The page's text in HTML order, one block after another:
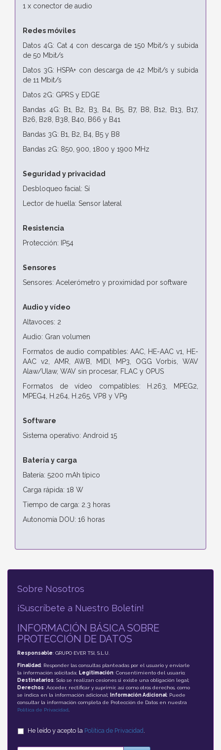
1 x conector de audio
Redes móviles
Datos 4G: Cat 4 con descarga de 150 Mbit/s y subida
de 50 Mbit/s
Datos 3G: HSPA+ con descarga de 42 Mbit/s y subida
de 11 Mbit/s
Datos 2G: GPRS y EDGE
Bandas 4G: B1, B2, B3, B4, B5, B7, B8, B12, B13, B17,
B26, B28, B38, B40, B66 y B41
Bandas 3G: B1, B2, B4, B5 y B8
Bandas 2G: 850, 900, 1800 y 1900 MHz
Seguridad y privacidad
Desbloqueo facial: Sí
Lector de huella: Sensor lateral
Resistencia
Protección: IP54
Sensores
Sensores: Acelerómetro y proximidad por software
Audio y vídeo
Altavoces: 2
Audio: Gran volumen
Formatos de audio compatibles: AAC, HE-AAC v1, HE-
AAC v2, AMR, AWB, MIDI, MP3, OGG Vorbis, WAV
Alaw/Ulaw, WAV sin procesar, FLAC y OPUS
Formatos de vídeo compatibles: H.263, MPEG2,
MPEG4, H.264, H.265, VP8 y VP9
Software
Sistema operativo: Android 15
Batería y carga
Batería: 5200 mAh típico
Carga rápida: 18 W
Tiempo de carga: 2.3 horas
Autonomía DOU: 16 horas
Sobre Nosotros
¡Suscríbete a Nuestro Boletín!
INFORMACIÓN BÁSICA SOBRE
PROTECCIÓN DE DATOS
Responsable: GRUPO EVER TSI, S.L.U.
Finalidad: Responder las consultas planteadas por el usuario y enviarle
la información solicitada; Legitimación: Consentimiento del usuario;
Destinatarios: Solo se realizan cesiones si existe una obligación legal;
Derechos: Acceder, rectificar y suprimir, así como otros derechos, como
se indica en la información adicional;
Información Adicional: Puede
consultar la información completa de Protección de Datos en nuestra
Política de Privacidad
He leído y acepto la Política de Privacidad